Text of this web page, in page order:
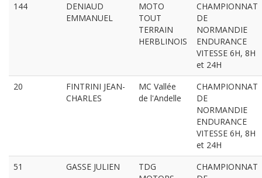
144
DENIAUD
EMMANUEL
MOTO
TOUT
TERRAIN
HERBLINOIS
CHAMPIONNAT
DE
NORMANDIE
ENDURANCE
VITESSE 6H, 8H
et 24H
20
FINTRINI JEAN-
CHARLES
MC Vallée
de l'Andelle
CHAMPIONNAT
DE
NORMANDIE
ENDURANCE
VITESSE 6H, 8H
et 24H
51
GASSE JULIEN
TDG
CHAMPIONNAT